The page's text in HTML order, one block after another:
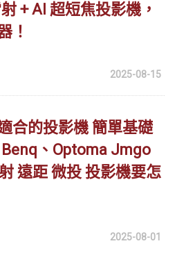
+ AI 超短焦投影機，
！
2025-08-15
合的投影機 簡單基礎
、Optoma Jmgo
遠距 微投 投影機要怎
2025-08-01